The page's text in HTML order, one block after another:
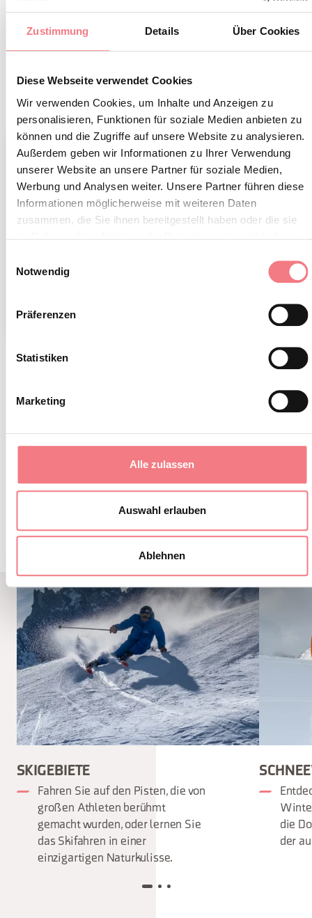
Zustimmung Details Über Cookies
Diese Webseite verwendet Cookies
Wir verwenden Cookies, um Inhalte und Anzeigen zu
personalisieren, Funktionen für soziale Medien anbieten zu
können und die Zugriffe auf unsere Website zu analysieren.
Außerdem geben wir Informationen zu Ihrer Verwendung
unserer Website an unsere Partner für soziale Medien,
Werbung und Analysen weiter. Unsere Partner führen diese
Informationen möglicherweise mit weiteren Daten
zusammen, die Sie ihnen bereitgestellt haben oder die sie
Notwendig
Präferenzen
Statistiken
Marketing
Alle zulassen
Auswahl erlauben
Ablehnen
perfekten Geschenk und nehmen Sie an lustigen
Aktivitäten teil, die für alle Altersgruppen gedacht sind.
1 4
SKIGEBIETE
Fahren Sie auf den Pisten, die von
großen Athleten berühmt
gemacht wurden, oder lernen Sie
das Skifahren in einer
einzigartigen Naturkulisse.
die
der